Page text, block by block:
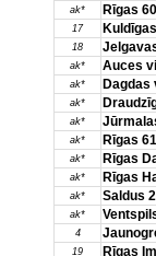
ak* Rīgas
17
18
ak* Auces
ak* Dagdas
ak*
ak*
ak* Rīgas
ak* Rīgas
ak* Rīgas
ak* Saldus
ak*
4
19 Rīgas